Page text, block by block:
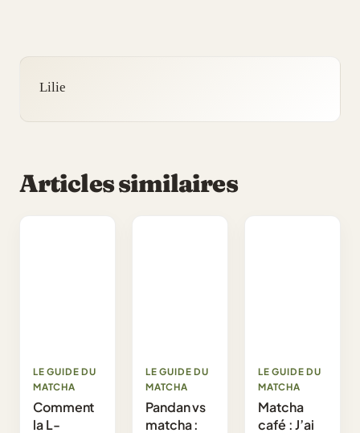
Lilie
Articles similaires
LE GUIDE DU
MATCHA
Comment
la L-
LE GUIDE DU
MATCHA
Pandan vs
matcha :
LE GUIDE DU
MATCHA
Matcha
café : J’ai